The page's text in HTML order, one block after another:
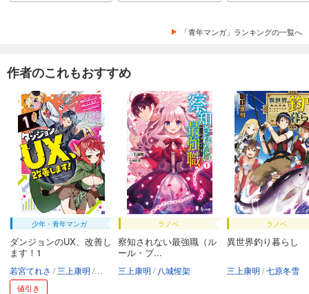
「青年マンガ」ランキングの一覧へ
作者のこれもおすすめ
少年・青年マンガ
ダンジョンのUX、改善し
ます！1
若宮てれさ 三上康明 ひと和
値引き
ラノベ
察知されない最強職（ル
ール・ブ...
三上康明 八城惺架
ラノベ
異世界釣り暮らし
三上康明 七原冬雪